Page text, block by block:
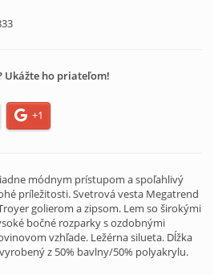
Ukážte ho priateľom!
+1
módnym prístupom a spoľahlivý
príležitosti. Svetrová vesta Megatrend
golierom a zipsom. Lem so širokými
bočné rozparky s ozdobnými
vzhľade. Ležérna silueta. Dĺžka
z 50% bavlny/50% polyakrylu.